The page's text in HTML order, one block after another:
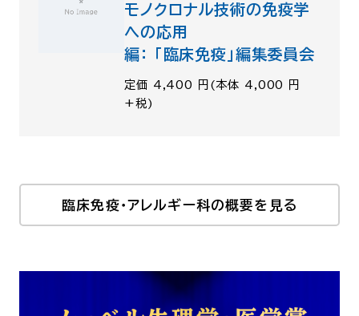
モノクロナル技術の免疫学
への応用
編： 「臨床免疫」編集委員会
定価 4,400 円(本体 4,000 円
+税)
臨床免疫・アレルギー科の概要を見る